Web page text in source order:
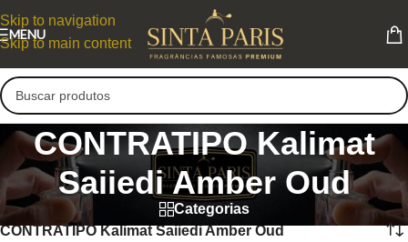
Skip to navigation
Skip to main content
MENU
CONTRATIPO Kalimat
Saiiedi Amber Oud
Categorias
CONTRATIPO Kalimat Saiiedi Amber Oud